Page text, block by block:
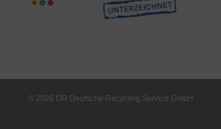
© 2026 DR Deutsche Recycling Service GmbH